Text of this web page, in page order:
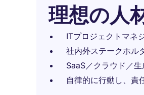
理想の人
ITプロジェクトマネ
社内外ステークホル
SaaS／クラウド／
自律的に行動し、責